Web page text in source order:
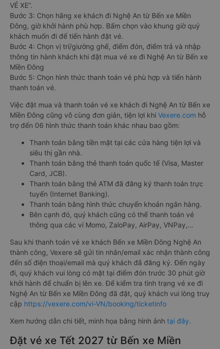
VÉ XE”.
Bước 3: Chọn hãng xe khách đi Nghệ An từ Bến xe Miền
Đông, giờ khởi hành phù hợp. Bấm chọn vào khung giờ quý
khách muốn đi để tiến hành đặt vé.
Bước 4: Chọn vị trí/giường ghế, điểm đón, điểm trả và nhập
thông tin hành khách khi đặt mua vé xe đi Nghệ An từ Bến xe
Miền Đông
Bước 5: Chọn hình thức thanh toán vé phù hợp và tiến hành
thanh toán vé.
Việc đặt mua và thanh toán vé xe khách đi Nghệ An từ Bến xe
Miền Đông cũng vô cùng đơn giản, tiện lợi khi Vexere.com hỗ
trợ đến 06 hình thức thanh toán khác nhau bao gồm:
Thanh toán bằng tiền mặt tại các cửa hàng tiện lợi và
siêu thị gần nhà.
Thanh toán bằng thẻ thanh toán quốc tế (Visa, Master
Card, JCB).
Thanh toán bằng thẻ ATM đã đăng ký thanh toán trực
tuyến (Internet Banking).
Thanh toán bằng hình thức chuyển khoản ngân hàng.
Bên cạnh đó, quý khách cũng có thể thanh toán vé
thông qua các ví Momo, ZaloPay, AirPay, VNPay,…
Sau khi thanh toán vé xe khách Bến xe Miền Đông Nghệ An
thành công, Vexere sẽ gửi tin nhắn/email xác nhận thành công
đến số điện thoại/email mà quý khách đã đăng ký. Đến ngày
đi, quý khách vui lòng có mặt tại điểm đón trước 30 phút giờ
khởi hành để chuẩn bị lên xe. Để kiểm tra tình trạng vé xe đi
Nghệ An từ Bến xe Miền Đông đã đặt, quý khách vui lòng truy
cập https://vexere.com/vi-VN/booking/ticketinfo
Xem hướng dẫn chi tiết, minh họa bằng hình ảnh tại đây.
Đặt vé xe Tết 2027 từ Bến xe Miền